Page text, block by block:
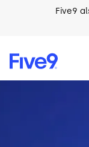
Skip to mainFive9